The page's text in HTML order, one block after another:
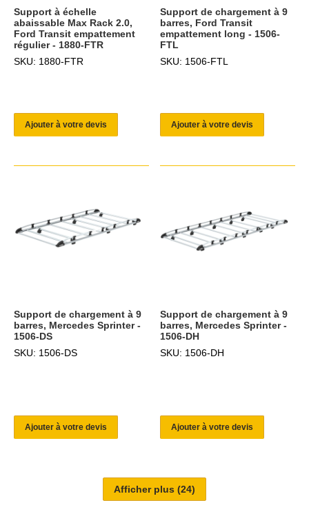
Support à échelle
abaissable Max Rack 2.0,
Ford Transit empattement
régulier - 1880-FTR
SKU: 1880-FTR
Ajouter à votre devis
Support de chargement à 9
barres, Ford Transit
empattement long - 1506-
FTL
SKU: 1506-FTL
Ajouter à votre devis
Support de chargement à 9
barres, Mercedes Sprinter -
1506-DS
SKU: 1506-DS
Ajouter à votre devis
Support de chargement à 9
barres, Mercedes Sprinter -
1506-DH
SKU: 1506-DH
Ajouter à votre devis